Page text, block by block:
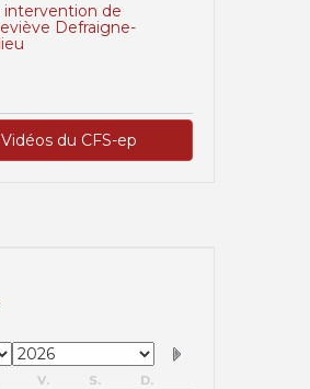
intervention de
Defraigne-
du CFS-ep
V. S.
D.